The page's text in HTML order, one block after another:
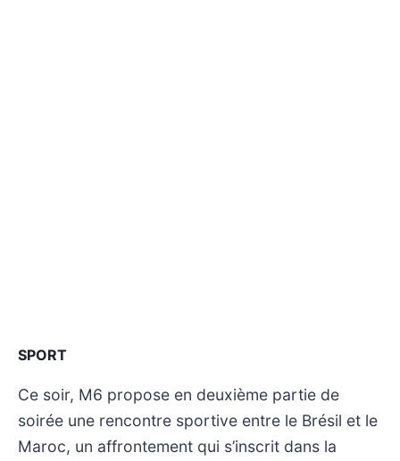
SPORT
Ce soir, M6 propose en deuxième partie de
soirée une rencontre sportive entre le Brésil et le
Maroc, un affrontement qui s’inscrit dans la